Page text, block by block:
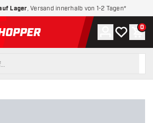
Lager , Versand innerhalb von 1-2 Tagen*
zurück zur Startseite
Konto
Meine 0